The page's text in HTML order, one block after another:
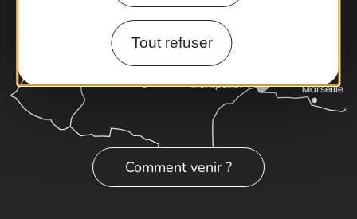
Tout refuser
Comment venir ?